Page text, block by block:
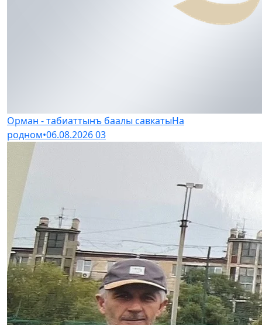
Орман - табиаттынъ баалы савкатыНа
родном•06.08.202603